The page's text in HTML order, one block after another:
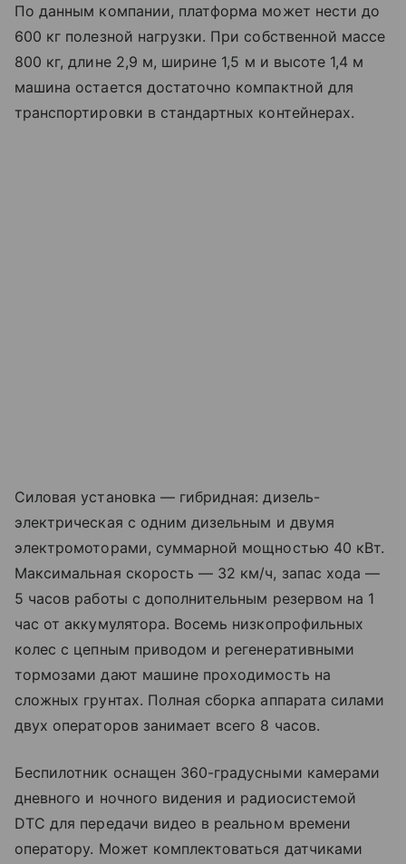
По данным компании, платформа может нести до
600 кг полезной нагрузки. При собственной массе
800 кг, длине 2,9 м, ширине 1,5 м и высоте 1,4 м
машина остается достаточно компактной для
транспортировки в стандартных контейнерах.
Силовая установка — гибридная: дизель-
электрическая с одним дизельным и двумя
электромоторами, суммарной мощностью 40 кВт.
Максимальная скорость — 32 км/ч, запас хода —
5 часов работы с дополнительным резервом на 1
час от аккумулятора. Восемь низкопрофильных
колес с цепным приводом и регенеративными
тормозами дают машине проходимость на
сложных грунтах. Полная сборка аппарата силами
двух операторов занимает всего 8 часов.
Беспилотник оснащен 360-градусными камерами
дневного и ночного видения и радиосистемой
DTC для передачи видео в реальном времени
оператору. Может комплектоваться датчиками